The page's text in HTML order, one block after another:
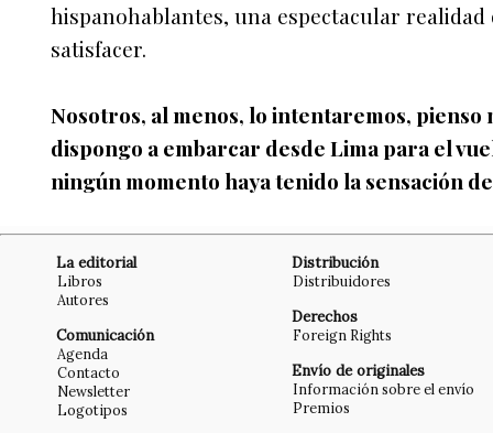
hispanohablantes, una espectacular
satisfacer.
Nosotros, al menos, lo intentaremos,
dispongo a embarcar desde Lima para el
ningún momento haya tenido la sensación
La editorial
Libros
Autores
Comunicación
Agenda
Contacto
Newsletter
Logotipos
Distribución
Distribuidores
Derechos
Foreign Rights
Envío de originales
Información sobre el envío
Premios